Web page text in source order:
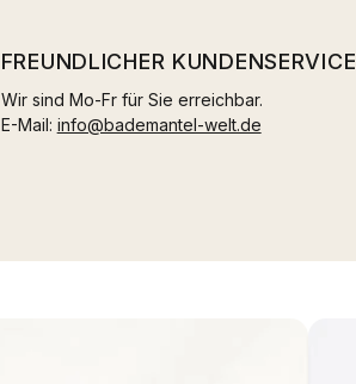
FREUNDLICHER KUNDENSERVICE
Wir sind Mo-Fr für Sie erreichbar.
E-Mail: info@bademantel-welt.de